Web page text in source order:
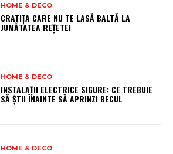
HOME & DECO
CRATIȚA CARE NU TE LASĂ BALTĂ LA
JUMĂTATEA REȚETEI
HOME & DECO
INSTALAȚII ELECTRICE SIGURE: CE TREBUIE
SĂ ȘTII ÎNAINTE SĂ APRINZI BECUL
HOME & DECO